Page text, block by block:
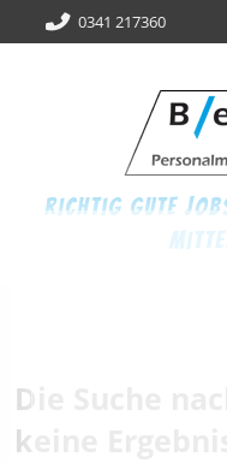
0341 217360
richtig gute
Die Suche
keine